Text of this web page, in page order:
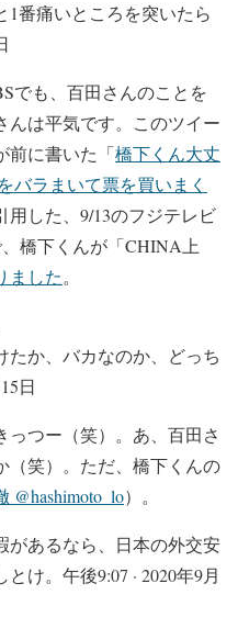
1番痛いところを突いたら
でも、百田さんのことを
んは平気です。このツイー
前に書いた「橋下くん大丈
バラまいて票を買いまく
用した、9/13のフジテレビ
橋下くんが「CHINA上
ました。
たか、バカなのか、どっち
日
つー（笑）。あ、百田さ
（笑）。ただ、橋下くんの
@hashimoto_lo）。
があるなら、日本の外交安
け。午後9:07 · 2020年9月